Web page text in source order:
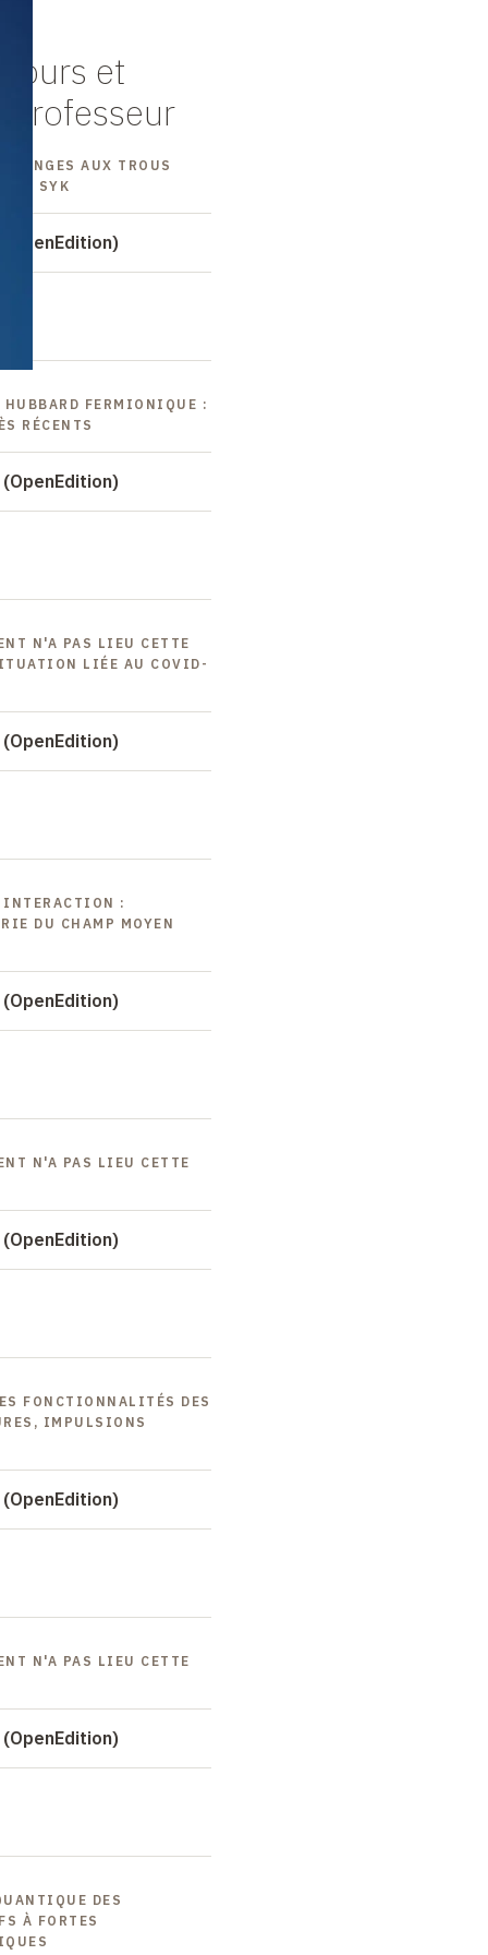
et
professeur
AUX TROUS
SYK
FERMIONIQUE :
RÉCENTS
N'A PAS LIEU CETTE
LIÉE AU COVID-
:
DU CHAMP MOYEN
N'A PAS LIEU CETTE
FONCTIONNALITÉS DES
IMPULSIONS
N'A PAS LIEU CETTE
DES
À FORTES